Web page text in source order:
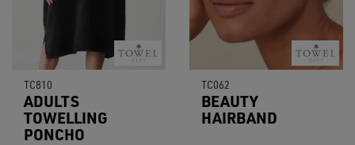
TC810
ADULTS
TOWELLING
PONCHO
TC062
BEAUTY
HAIRBAND